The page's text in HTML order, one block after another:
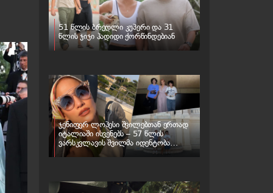
51 წლის ბრედლი კუპერი და 31
წლის ჯიჯი ჰადიდი ქორწინდებიან
ჯენიფერ ლოპესი შვილებთან ერთად
იტალიაში ისვენებს – 57 წლის
ვარსკვლავის შვილმა იდენტობა
შეიცვალა